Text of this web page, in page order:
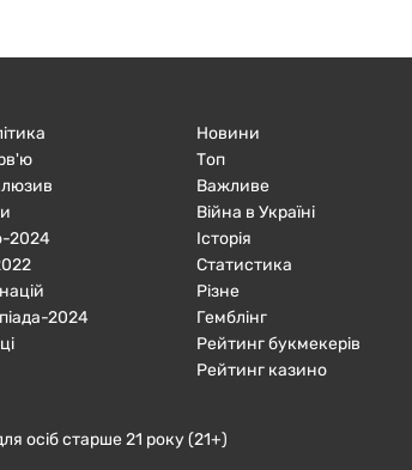
2024
2024
Новини
Топ
Важливе
Війна в Україні
Історія
Статистика
Різне
Гемблінг
Рейтинг букмекерів
Рейтинг казино
осіб старше 21 року (21+)